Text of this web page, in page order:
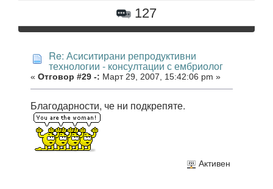
127
Re: Асиситирани репродуктивни
технологии - консултации с ембриолог
« Отговор #29 -: Март 29, 2007, 15:42:06 pm »
Благодарности, че ни подкрепяте.
Активен